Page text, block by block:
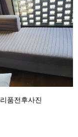
리품전후사진